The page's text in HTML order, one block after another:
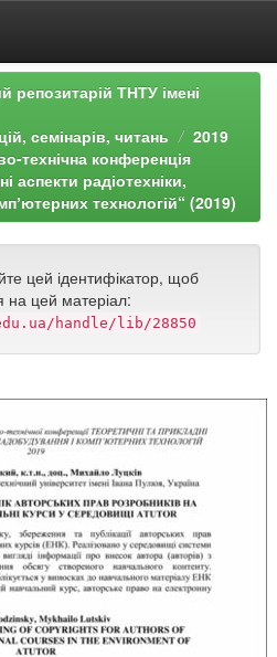
репозитарій ТНТУ імені
семінарів, читань
2019
технічна конференція
аспекти радіотехніки,
технологій“ (2019)
цей ідентифікатор, щоб
на цей матеріал:
handle/lib/28850